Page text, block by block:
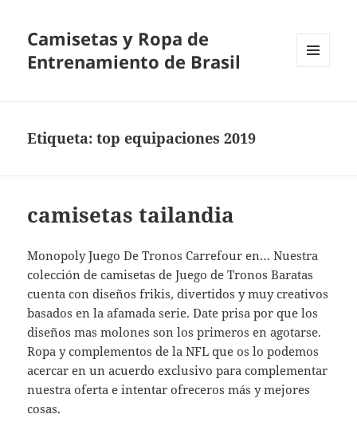
Camisetas y Ropa de
Entrenamiento de Brasil
Etiqueta:top equipaciones 2019
camisetas tailandia
Monopoly Juego De Tronos Carrefour en… Nuestra
colección de camisetas de Juego de Tronos Baratas
cuenta con diseños frikis, divertidos y muy creativos
basados en la afamada serie. Date prisa por que los
diseños mas molones son los primeros en agotarse.
Ropa y complementos de la NFL que os lo podemos
acercar en un acuerdo exclusivo para complementar
nuestra oferta e intentar ofreceros más y mejores
cosas.